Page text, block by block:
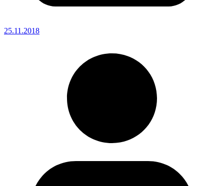
25.11.2018